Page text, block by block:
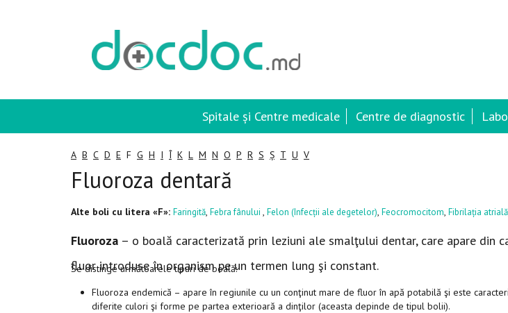
Spitale și Centre medicale Centre de diagnostic
A B C D E F G H I Î K L M N O P R S Ș T U V
Fluoroza dentară
Alte boli cu litera «F»: Faringită, Febra fânului , Felon (Infecții ale degetelor), Feocromocitom, Fibrilația atrială
Fluoroza – o boală caracterizată prin leziuni ale smalţului dentar, care apare din
fluor introduse în organism pe un termen lung şi constant.
Se distinge următoarele tipuri de boală:
Fluoroza endemică – apare în regiunile cu un conţinut mare de fluor în apă potabilă şi este
diferite culori şi forme pe partea exterioară a dinţilor (aceasta depinde de tipul bolii).